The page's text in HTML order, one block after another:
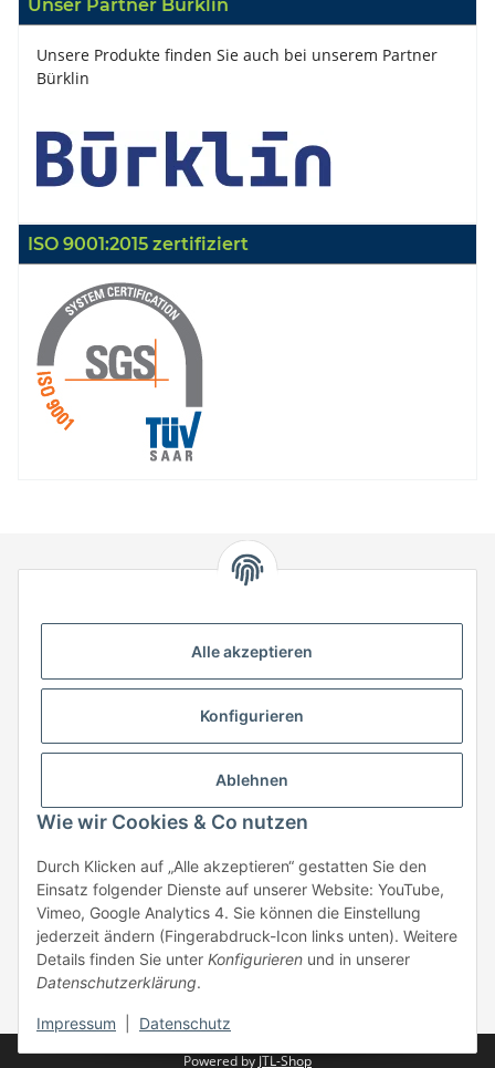
Unser Partner Bürklin
Unsere Produkte finden Sie auch bei unserem Partner
Bürklin
ISO 9001:2015 zertifiziert
74538 Rosengarten-Uttenhofen
Telefon: +49 (0) 7907 943 690
Fax: +49 (0) 7907 942 0222
Mail:info@hstronic-gmbh.de
Beratung:+49 (0) 7907 943690
Anfragen oder Muster anfordern:
info@hstronic-gmbh.de
* Alle Preise zzgl. gesetzlicher USt., zzgl.
Powered by JTL-Shop
Alle akzeptieren
Konfigurieren
Ablehnen
Wie wir Cookies & Co nutzen
Durch Klicken auf „Alle akzeptieren“ gestatten Sie den
Einsatz folgender Dienste auf unserer Website: YouTube,
Vimeo, Google Analytics 4. Sie können die Einstellung
jederzeit ändern (Fingerabdruck-Icon links unten). Weitere
Details finden Sie unter Konfigurieren und in unserer
Datenschutzerklärung.
Impressum Datenschutz